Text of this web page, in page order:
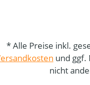
* Alle Preise inkl.
und ggf.
nicht